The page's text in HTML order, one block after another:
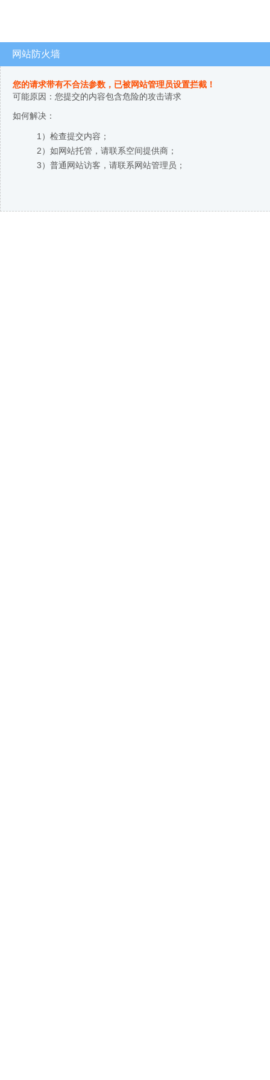
网站防火墙
您的请求带有不合法参数，已被网站管理员设置拦截！
可能原因：您提交的内容包含危险的攻击请求
如何解决：
1）检查提交内容；
2）如网站托管，请联系空间提供商；
3）普通网站访客，请联系网站管理员；